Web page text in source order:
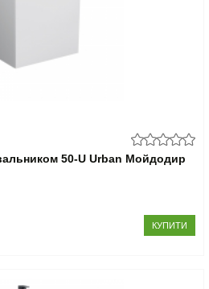
50-U Urban Мойдодир
КУПИТИ